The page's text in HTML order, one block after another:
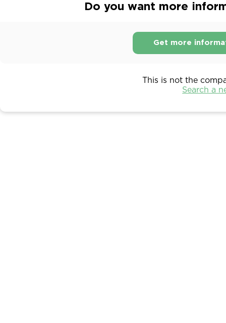
Do you want more
Get more
This is not the
Search a